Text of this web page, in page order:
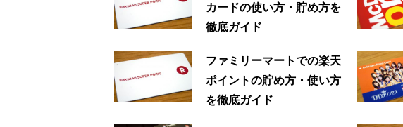
カードの使い方・貯め方を
徹底ガイド
ファミリーマートでの楽天
ポイントの貯め方・使い方
を徹底ガイド